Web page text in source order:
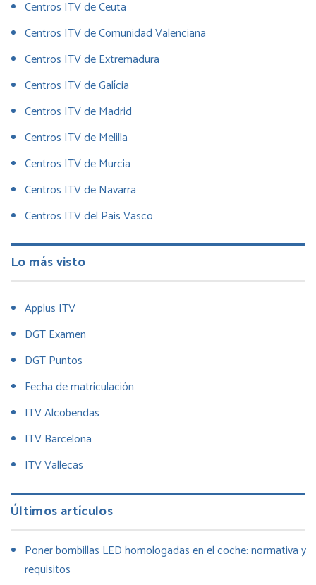
Centros ITV de Ceuta
Centros ITV de Comunidad Valenciana
Centros ITV de Extremadura
Centros ITV de Galícia
Centros ITV de Madrid
Centros ITV de Melilla
Centros ITV de Murcia
Centros ITV de Navarra
Centros ITV del Pais Vasco
Lo más visto
Applus ITV
DGT Examen
DGT Puntos
Fecha de matriculación
ITV Alcobendas
ITV Barcelona
ITV Vallecas
Últimos artículos
Poner bombillas LED homologadas en el coche: normativa y
requisitos